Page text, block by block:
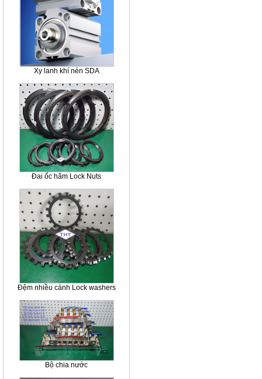
Xy lanh khí nén SDA
Đai ốc hãm Lock Nuts
Đệm nhiều cánh Lock washers
Bộ chia nước